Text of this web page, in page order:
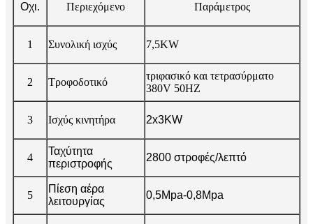
Οχι. Περιεχόμενο Παράμετρος
1 Συνολική ισχύς 7,5KW
2 Τροφοδοτικό
τριφασικό και τετρασύρματο
380V 50HZ
3 Ισχύς κινητήρα 2x3KW
4
Ταχύτητα
περιστροφής
2800 στροφές/λεπτό
5
Πίεση αέρα
λειτουργίας
0,5Mpa-0,8Mpa